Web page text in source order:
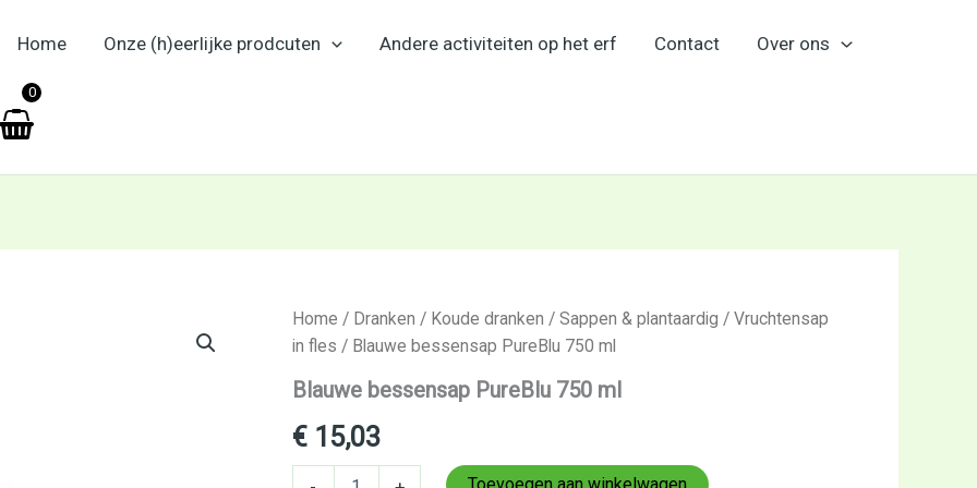
Home Onze (h)eerlijke prodcuten Andere activiteiten op het erf Contact Over ons
0
Home / Dranken / Koude dranken / Sappen & plantaardig / Vruchtensap
in fles / Blauwe bessensap PureBlu 750 ml
Blauwe bessensap PureBlu 750 ml
€15,03
Blauwe
bessensap
PureBlu
750
ml
aantal